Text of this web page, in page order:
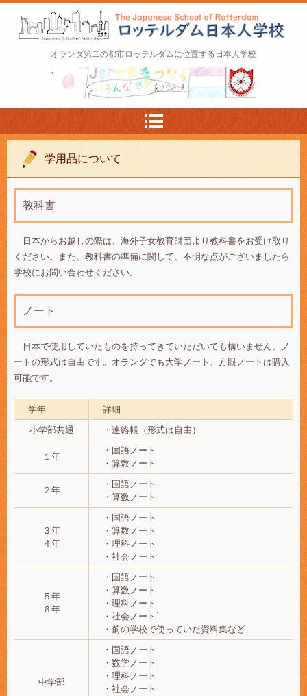
ロッテルダム日本人学校 The Japanese Schoo
l of Rotterdam
オランダ第二の都市ロッテルダムに位置する日本人学校
学用品について
教科書
日本からお越しの際は、海外子女教育財団より教科書をお受け取り
ください。また、教科書の準備に関して、不明な点がございましたら
学校にお問い合わせください。
ノート
日本で使用していたものを持ってきていただいても構いません。ノ
ートの形式は自由です。オランダでも大学ノート、方眼ノートは購入
可能です。
学年
詳細
小学部共通
・連絡帳（形式は自由）
１年
・国語ノート
・算数ノート
２年
・国語ノート
・算数ノート
３年
４年
・国語ノート
・算数ノート
・理科ノート
・社会ノート
５年
６年
・国語ノート
・算数ノート
・理科ノート
・社会ノート`
・前の学校で使っていた資料集など
中学部
・国語ノート
・数学ノート
・理科ノート
・社会ノート